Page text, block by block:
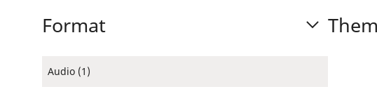
Format
Audio (1)